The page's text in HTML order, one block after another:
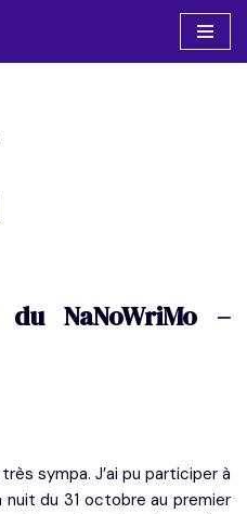
NaNoWriMo –
sympa. J’ai pu participer à
du 31 octobre au premier